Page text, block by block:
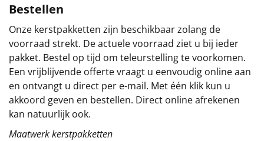
Kerstgeschenken 2026
Relatiegeschenken
Cadeaubon
Per stuk
Alle overige
Bestellen
Onze kerstpakketten zijn beschikbaar zolang de
voorraad strekt. De actuele voorraad ziet u bij ieder
pakket. Bestel op tijd om teleurstelling te voorkomen.
Een vrijblijvende offerte vraagt u eenvoudig online aan
en ontvangt u direct per e-mail. Met één klik kun u
akkoord geven en bestellen. Direct online afrekenen
kan natuurlijk ook.
Maatwerk kerstpakketten